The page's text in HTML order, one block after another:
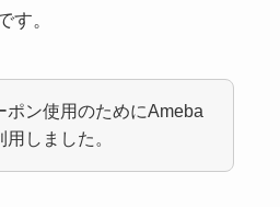
す。
ポン使用のためにAmeba
しました。